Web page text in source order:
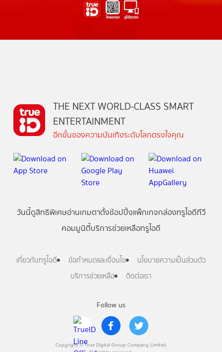
Follow us
Copyright © True Digital Group Company Limited.
THE NEXT WORLD-CLASS SMART
ENTERTAINMENT
อีกขั้นของความบันเทิงระดับโลกตรงใจคุณ
วันนี้ดูสิทธิพิเศษอ่านเกมตาตั้งช้อปปิ้งแพ็กเกจกล่องทรูไอดีทีวี
คอมมูนิตี้บริการช่วยเหลือทรูไอดี
เกี่ยวกับทรูไอดี ข้อกำหนดและเงื่อนไข
นโยบายความเป็นส่วนตัว
บริการช่วยเหลือ
ติดต่อเรา